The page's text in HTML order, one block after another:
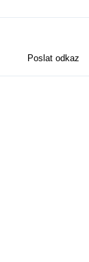
Poslat odkaz